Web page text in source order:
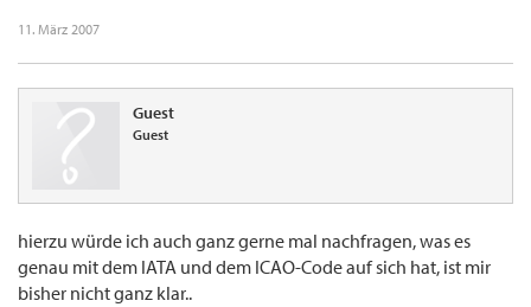
11. März 2007
Guest
Guest
hierzu würde ich auch ganz gerne mal nachfragen, was es
genau mit dem IATA und dem ICAO-Code auf sich hat, ist mir
bisher nicht ganz klar..